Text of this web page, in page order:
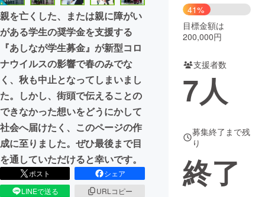
まちづくり・地域活性化
CAMPFIRE for Social Good
CAMPFIRE Creation
CAMPFIREふるさと納税
コミュニティ
親を亡くした、または親に障がい
がある学生の奨学金を支援する
『あしなが学生募金』が新型コロ
ナウイルスの影響で春のみでな
く、秋も中止となってしまいまし
た。しかし、街頭で伝えることの
できなかった想いをどうにかして
社会へ届けたく、このページの作
成に至りました。ぜひ最後まで目
を通していただけると幸いです。
ポスト
シェア
LINEで送る
URLコピー
41%
目標金額は
200,000円
支援者数
7人
募集終了まで残
り
終了